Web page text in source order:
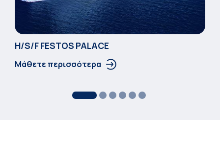
Η/S/F FESTOS PALACΕ
Μάθετε περισσότερα